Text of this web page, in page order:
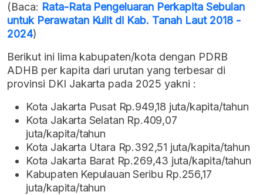
(Baca: Rata-Rata Pengeluaran Perkapita Sebulan
untuk Perawatan Kulit di Kab. Tanah Laut 2018 -
2024)
Berikut ini lima kabupaten/kota dengan PDRB
ADHB per kapita dari urutan yang terbesar di
provinsi DKI Jakarta pada 2025 yakni :
Kota Jakarta Pusat Rp.949,18 juta/kapita/tahun
Kota Jakarta Selatan Rp.409,07
juta/kapita/tahun
Kota Jakarta Utara Rp.392,51 juta/kapita/tahun
Kota Jakarta Barat Rp.269,43 juta/kapita/tahun
Kabupaten Kepulauan Seribu Rp.256,17
juta/kapita/tahun